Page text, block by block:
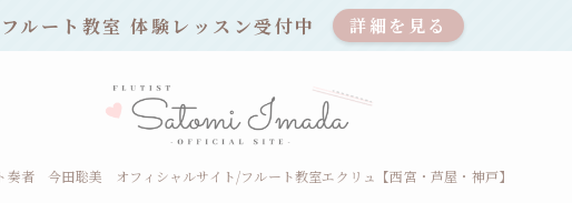
フルート教室 体験レッスン受付中 詳細を見る
奏者 今田聡美 オフィシャルサイト/フルート教室エクリュ【西宮・芦屋・神戸】